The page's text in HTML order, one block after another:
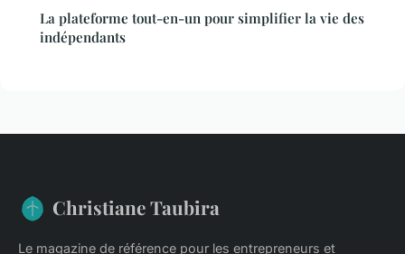
La plateforme tout-en-un pour simplifier la vie des
indépendants
Christiane Taubira
Le magazine de référence pour les entrepreneurs et